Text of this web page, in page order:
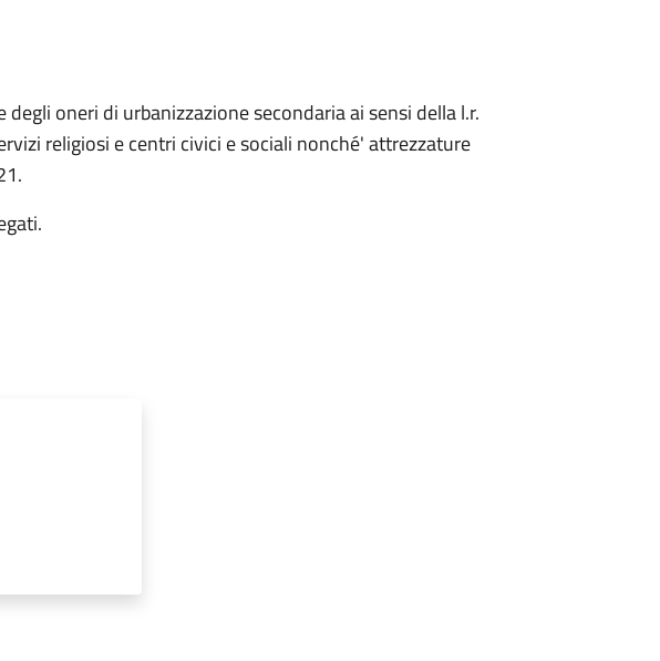
oneri di urbanizzazione secondaria ai sensi della l.r.
religiosi e centri civici e sociali nonché' attrezzature